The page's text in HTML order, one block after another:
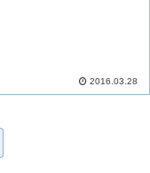
2016.03.28